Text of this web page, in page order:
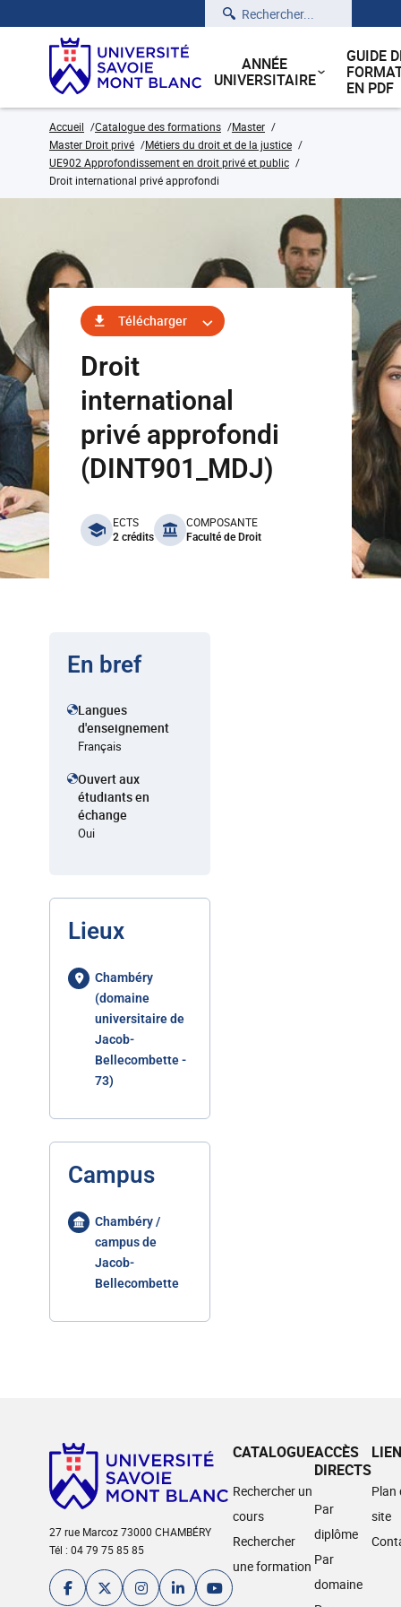
Rechercher
ANNÉE
UNIVERSITAIRE
GUIDE
EN PDF
Accueil Catalogue des formations
Master
Master Droit privé
Métiers du droit et de la justice
UE902 Approfondissement en droit privé et public
Droit international privé approfondi
Télécharger
Droit
international
privé approfondi
(DINT901_MDJ)
benefits
ECTS
2 crédits
COMPOSANTE
Faculté de Droit
En bref
Langues
d'enseignement
Français
Ouvert aux
étudiants en
échange
Oui
Lieux
Chambéry
(domaine
universitaire de
Jacob-
Bellecombette -
73)
Campus
Chambéry /
campus de
Jacob-
Bellecombette
27 rue Marcoz 73000 CHAMBÉRY
Tél : 04 79 75 85 85
CATALOGUE
Rechercher un
cours
Rechercher
une formation
ACCÈS
DIRECTS
Par
diplôme
Par
domaine
Plan
site